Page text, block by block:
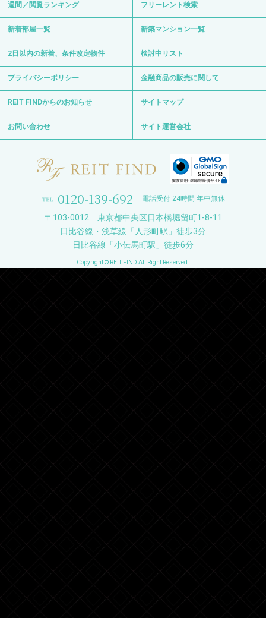
週間／閲覧ランキング フリーレント検索
新着部屋一覧 新築マンション一覧
2日以内の新着、条件改定物件 検討中リスト
プライバシーポリシー 金融商品の販売に関して
REIT FINDからのお知らせ サイトマップ
お問い合わせ サイト運営会社
0120-139-692 電話受付 24時間 年中無休
〒103-0012 東京都中央区日本橋堀留町1-8-11
日比谷線・浅草線「人形町駅」徒歩3分
日比谷線「小伝馬町駅」徒歩6分
Copyright © REIT FIND All Right Reserved.